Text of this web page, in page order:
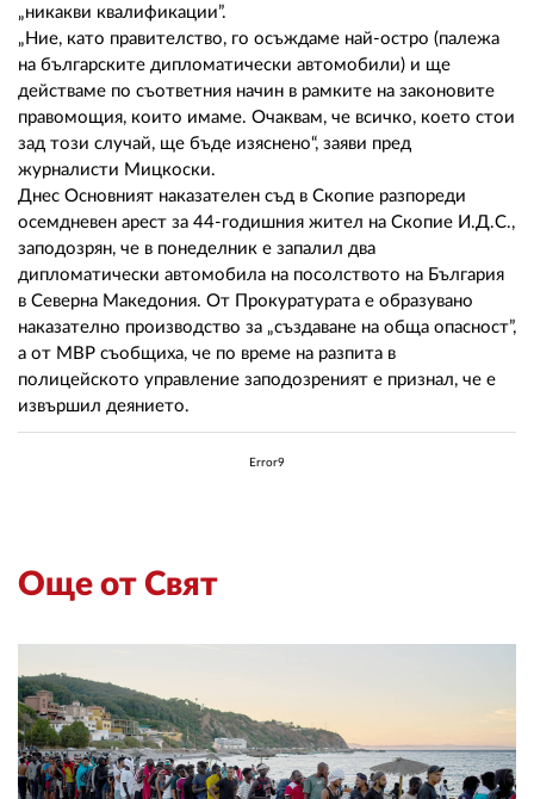
„никакви квалификации”.
„Ние, като правителство, го осъждаме най-остро (палежа
на българските дипломатически автомобили) и ще
действаме по съответния начин в рамките на законовите
правомощия, които имаме. Очаквам, че всичко, което стои
зад този случай, ще бъде изяснено“, заяви пред
журналисти Мицкоски.
Днес Основният наказателен съд в Скопие разпореди
осемдневен арест за 44-годишния жител на Скопие И.Д.С.,
заподозрян, че в понеделник е запалил два
дипломатически автомобила на посолството на България
в Северна Македония. От Прокуратурата е образувано
наказателно производство за „създаване на обща опасност”,
а от МВР съобщиха, че по време на разпита в
полицейското управление заподозреният е признал, че е
извършил деянието.
Error9
Още от Свят